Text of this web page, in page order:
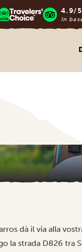
4.9/5
In
dà il via alla
la strada D826 tra